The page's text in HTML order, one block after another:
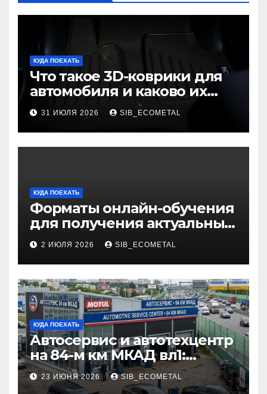
КУДА ПОЕХАТЬ
Что такое 3D-коврики для
автомобиля и каково их
основное назначение
31 ИЮЛЯ 2026 SIB_ECOMETAL
КУДА ПОЕХАТЬ
Форматы онлайн-обучения
для получения актуальных
профессий
2 ИЮЛЯ 2026 SIB_ECOMETAL
КУДА ПОЕХАТЬ
Автосервис и автотехцентр
на 84-м км МКАД вл1:
описание услуг и режим
работы
23 ИЮНЯ 2026 SIB_ECOMETAL